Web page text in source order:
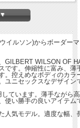
い保温性を実現したマフラ
々なスタイルに映え、良い
で、贈り物にも最適です。
過ぎず、使い勝手の良いアイ
度な幅、長めのボディです
す。
▼
イルソン)からボーダー
GILBERT WILSON OF
です。伸縮性に富み、
。控えめなボディのカ
ユニセックスなデザイ
ています。薄手ながら
使い勝手の良いアイテム
人気モデル。適度な幅